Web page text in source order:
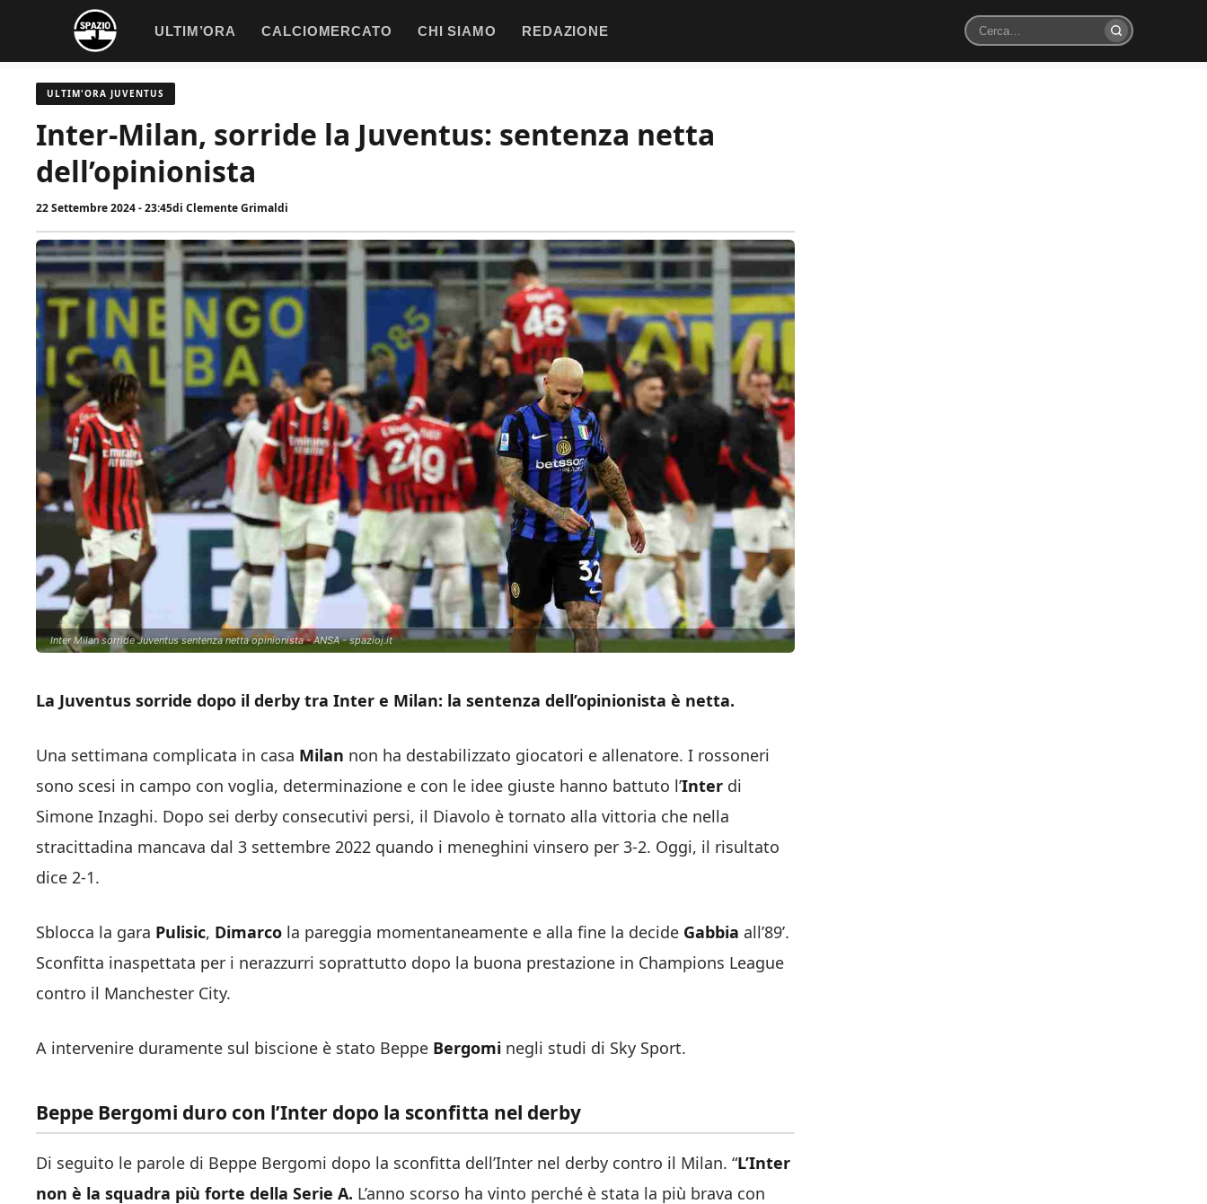
contenuto
ULTIM’ORA CALCIOMERCATO CHI SIAMO REDAZIONE
Cerca
ULTIM'ORA JUVENTUS
Inter-Milan, sorride la Juventus: sentenza netta
dell’opinionista
22 Settembre 2024 - 23:45di Clemente Grimaldi
Inter Milan sorride Juventus sentenza netta opinionista - ANSA - spazioj.it
La Juventus sorride dopo il derby tra Inter e Milan: la sentenza dell’opinionista è netta.
Una settimana complicata in casa Milan non ha destabilizzato giocatori e allenatore. I rossoneri
sono scesi in campo con voglia, determinazione e con le idee giuste hanno battuto l’Inter di
Simone Inzaghi. Dopo sei derby consecutivi persi, il Diavolo è tornato alla vittoria che nella
stracittadina mancava dal 3 settembre 2022 quando i meneghini vinsero per 3-2. Oggi, il risultato
dice 2-1.
Sblocca la gara Pulisic, Dimarco la pareggia momentaneamente e alla fine la decide Gabbia all’89’.
Sconfitta inaspettata per i nerazzurri soprattutto dopo la buona prestazione in Champions League
contro il Manchester City.
A intervenire duramente sul biscione è stato Beppe Bergomi negli studi di Sky Sport.
Beppe Bergomi duro con l’Inter dopo la sconfitta nel derby
Di seguito le parole di Beppe Bergomi dopo la sconfitta dell’Inter nel derby contro il Milan. “L’Inter
non è la squadra più forte della Serie A. L’anno scorso ha vinto perché è stata la più brava con